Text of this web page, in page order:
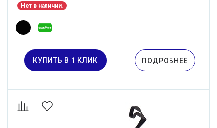
Нет в наличии.
КУПИТЬ В 1 КЛИК ПОДРОБНЕЕ